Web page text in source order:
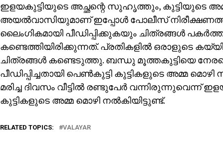
ഇളയകുട്ടിയുടെ അച്ഛന്റെ സുഹൃത്തും, കുട്ടിയുടെ
അയല്‍വാസിയുമാണ് ഇപ്പോള്‍ പോലീസ്
ലൈംഗികമായി പീഡിപ്പിക്കുകയും ചിത്രങ്ങള്‍
കണ്ടെത്തിയിരിക്കുന്നത്. പ്രതികളില്‍ ഒരാളുടെ
ചിത്രങ്ങള്‍ കണ്ടെടുത്തു. ബന്ധു മൂത്തകുട്ടിയെ
പീഡിപ്പിച്ചതായി പെണ്‍കുട്ടി കുട്ടികളുടെ അമ്മ
മരിച്ച ദിവസം വീട്ടില്‍ രണ്ടുപേര്‍ വന്നിരുന്നുവെന്ന്
കുട്ടികളുടെ അമ്മ മൊഴി നല്‍കിയിട്ടുണ്ട്.
RELATED TOPICS: VALAYAR